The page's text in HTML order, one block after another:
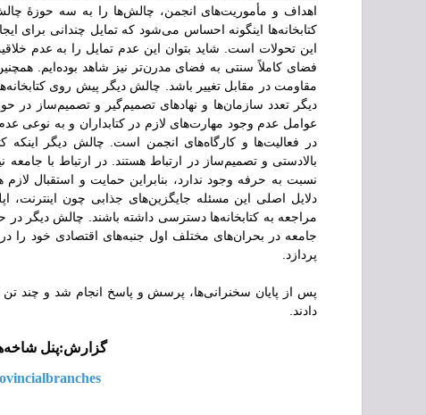
اهداف و مأموریت‌های انجمن، چالش‌ها را به سه حوزۀ
کتابخانه‌ها اینگونه احساس می‌شود که تمایل چندانی برای
این تحولات است. شاید بتوان این عدم تمایل را به عدم
فضای کاملاً سنتی به فضای مدرن‌تر نیز شاهد بوده‌ایم. همچنین
مقاومت در مقابل تغییر باشد. چالش دیگر پیش روی
دیگر تعدد سازمان‌ها و نهادهای تصمیم‌گیر و تصمیم‌ساز در
عوامل عدم وجود مهارت‌های لازم در کتابداران و به نوعی
در فعالیت‌ها و کارگاه‌های انجمن است. چالش دیگر اینکه
بالادستی و تصمیم‌ساز در ارتباط هستند. در ارتباط با
نسبت به حرفه وجود ندارد، بنابراین حمایت و استقبال
دلایل اصلی این مسئله جایگزین‌های جذابی چون اینترنت،
مراجعه به کتابخانه‌ها دسترسی داشته باشند. چالش دیگر
جامعه در بحران‌های مختلف اول جنبه‌های اقتصادی خود را
پردازد.
پس از پایان سخنرانی‌ها، پرسش و پاسخ انجام شد و چند
دادند.
گزارش:پنل